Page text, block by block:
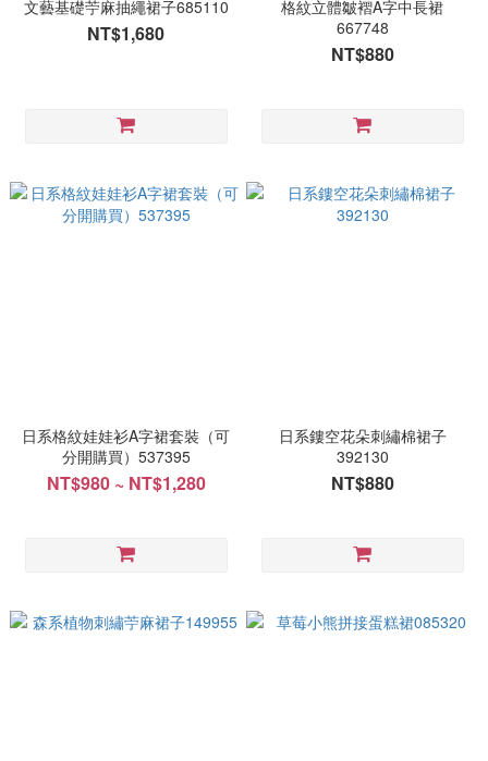
文藝基礎苧麻抽繩裙子685110
NT$1,680
格紋立體皺褶A字中長裙
667748
NT$880
日系格紋娃娃衫A字裙套裝（可
分開購買）537395
NT$980 ~ NT$1,280
日系鏤空花朵刺繡棉裙子
392130
NT$880